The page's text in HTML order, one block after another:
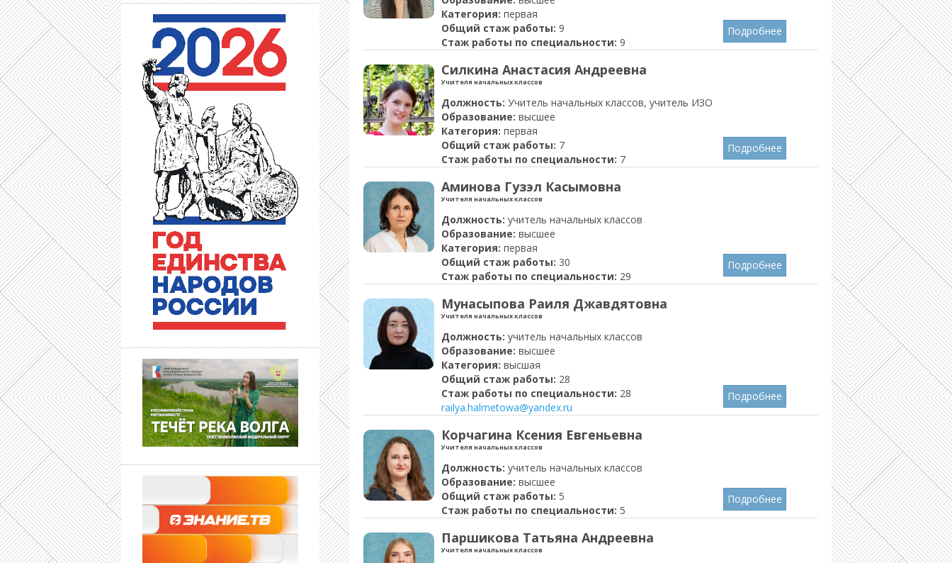
Категория: первая
Общий стаж работы: 9
Стаж работы по специальности: 9
Подробнее
Силкина Анастасия Андреевна
Учителя начальных классов
Должность: Учитель начальных классов, учитель ИЗО
Образование: высшее
Категория: первая
Общий стаж работы: 7
Стаж работы по специальности: 7
Подробнее
Аминова Гузэл Касымовна
Учителя начальных классов
Должность: учитель начальных классов
Образование: высшее
Категория: первая
Общий стаж работы: 30
Стаж работы по специальности: 29
Подробнее
Мунасыпова Раиля Джавдятовна
Учителя начальных классов
Должность: учитель начальных классов
Образование: высшее
Категория: высшая
Общий стаж работы: 28
Стаж работы по специальности: 28
railya.halmetowa@yandex.ru
Подробнее
Корчагина Ксения Евгеньевна
Учителя начальных классов
Должность: учитель начальных классов
Образование: высшее
Общий стаж работы: 5
Стаж работы по специальности: 5
Подробнее
Паршикова Татьяна Андреевна
Учителя начальных классов